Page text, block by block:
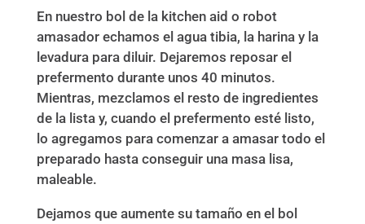
En nuestro bol de la kitchen aid o robot
amasador echamos el agua tibia, la harina y la
levadura para diluir. Dejaremos reposar el
prefermento durante unos 40 minutos.
Mientras, mezclamos el resto de ingredientes
de la lista y, cuando el prefermento esté listo,
lo agregamos para comenzar a amasar todo el
preparado hasta conseguir una masa lisa,
maleable.
Dejamos que aumente su tamaño en el bol